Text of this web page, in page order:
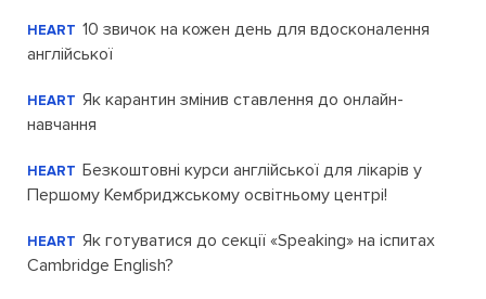
HEART 10 звичок на кожен день для вдосконалення
англійської
HEART Як карантин змінив ставлення до онлайн-
навчання
HEART Безкоштовні курси англійської для лікарів у
Першому Кембриджському освітньому центрі!
HEART Як готуватися до секції «Speaking» на іспитах
Cambridge English?